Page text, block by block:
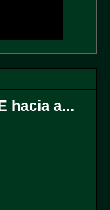
hacia a...